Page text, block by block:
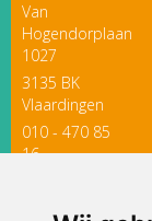
Van
Hogendorplaan
1027
3135 BK
Vlaardingen
010 - 470 85
16